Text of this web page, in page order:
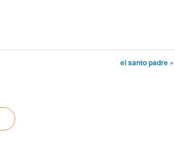
el santo padre »